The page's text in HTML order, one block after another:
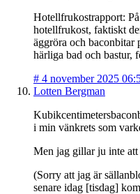
Hotellfrukostrapport:
hotellfrukost, faktiskt
äggröra och baconbitar
härliga bad och bastur,
# 4 november 2025
Lotten Bergman
i min vänkrets som
Men jag gillar ju inte att
(Sorry att jag är
senare idag [tisdag]